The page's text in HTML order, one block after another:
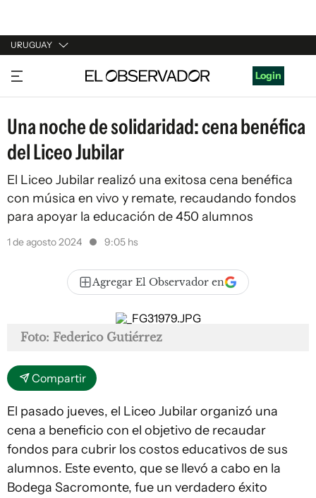
URUGUAY
URUGUAY
ARGENTINA
ESPAÑA
ESTADOS UNIDOS
Login
Una noche de solidaridad: cena benéfica
del Liceo Jubilar
El Liceo Jubilar realizó una exitosa cena benéfica
con música en vivo y remate, recaudando fondos
para apoyar la educación de 450 alumnos
1 de agosto 2024 9:05 hs
Agregar El Observador en
Foto: Federico Gutiérrez
Compartir
El pasado jueves, el Liceo Jubilar organizó una
cena a beneficio con el objetivo de recaudar
fondos para cubrir los costos educativos de sus
alumnos. Este evento, que se llevó a cabo en la
Bodega Sacromonte, fue un verdadero éxito